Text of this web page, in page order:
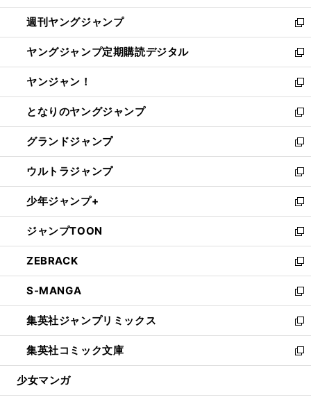
開
く
ウ
で
開
く
ン
ド
ウ
で
開
く
ウ
ィ
ン
ド
ウ
で
開
く
週刊ヤングジャンプ
新
し
い
ウ
ィ
ン
ド
ウ
で
開
く
ヤングジャンプ定期購読デジタル
新
し
い
ウ
ィ
ン
ド
ウ
で
開
く
ヤンジャン！
新
し
い
ウ
ィ
ン
ド
ウ
で
開
く
となりのヤングジャンプ
新
し
い
ウ
ィ
ン
ド
ウ
で
開
く
グランドジャンプ
新
し
い
ウ
ィ
ン
ド
ウ
で
開
く
ウルトラジャンプ
新
し
い
ウ
ィ
ン
ド
ウ
で
開
く
少年ジャンプ+
新
し
い
ウ
ィ
ン
ド
ウ
で
開
く
ジャンプTOON
新
し
い
ウ
ィ
ン
ド
ウ
で
開
ZEBRACK
新
し
い
ウ
ィ
ン
ド
ウ
開
S-MANGA
新
し
い
ウ
ィ
ン
ウ
集英社ジャンプリミックス
新
し
い
ウ
ン
集英社コミック文庫
新
し
ウ
少女マンガ